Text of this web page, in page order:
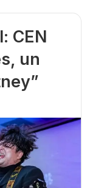
CEN
un